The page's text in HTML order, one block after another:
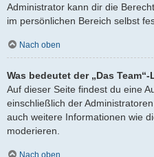
Administrator kann dir die
im persönlichen Bereich selbst
Nach oben
Was bedeutet der „Das
Auf dieser Seite findest du eine
einschließlich der
auch weitere Informationen wie
moderieren.